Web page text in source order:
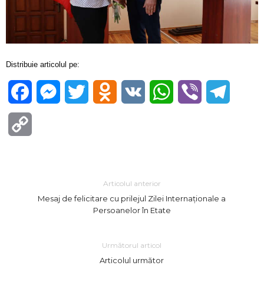
Distribuie articolul pe:
FacebookMessenger
Twitter Odnoklassniki
VK WhatsApp
Viber
Articolul anterior
Mesaj de felicitare cu prilejul Zilei Internaționale a
Persoanelor în Etate
Următorul articol
Articolul următor